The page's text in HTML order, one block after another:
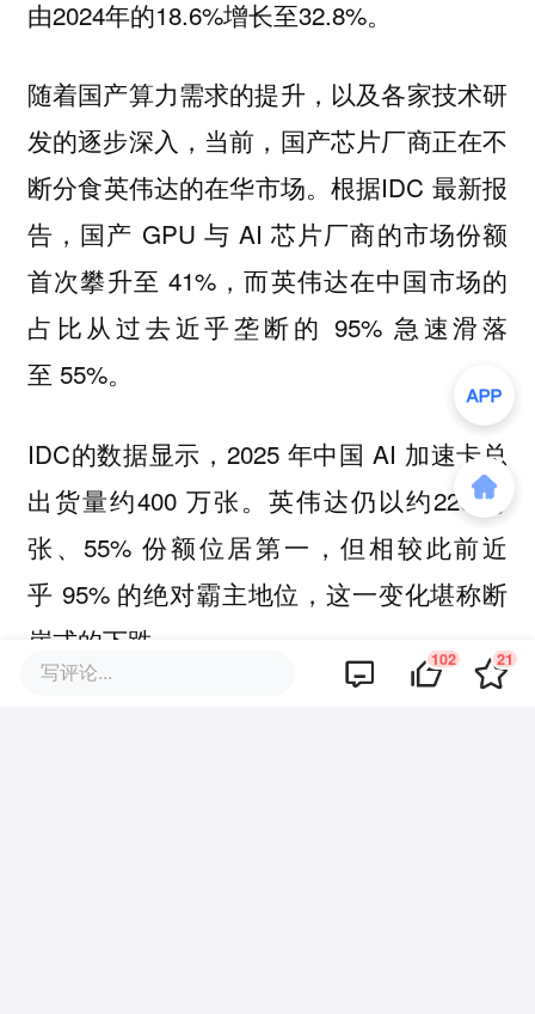
由2024年的18.6%增长至32.8%。
随着国产算力需求的提升，以及各家技术研
发的逐步深入，当前，国产芯片厂商正在不
断分食英伟达的在华市场。根据IDC 最新报
告，国产 GPU 与 AI 芯片厂商的市场份额
首次攀升至 41%，而英伟达在中国市场的
占比从过去近乎垄断的 95% 急速滑落
至 55%。
IDC的数据显示，2025 年中国 AI 加速卡总
出货量约400 万张。英伟达仍以约220 万
张、55% 份额位居第一，但相较此前近
乎 95% 的绝对霸主地位，这一变化堪称断
崖式的下跌。
写评论... 102 21